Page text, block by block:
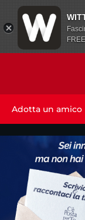
Adotta un amico
FREE